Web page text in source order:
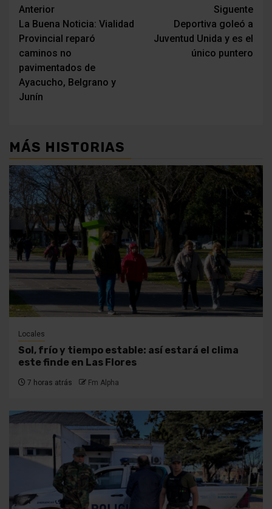
Navegación
de
entradas
Anterior
La Buena Noticia: Vialidad
Provincial reparó
caminos no
pavimentados de
Ayacucho, Belgrano y
Junín
Siguente
Deportiva goleó a
Juventud Unida y es el
único puntero
MÁS HISTORIAS
Locales
Sol, frío y tiempo estable: así estará el clima
este finde en Las Flores
7 horas atrás Fm Alpha